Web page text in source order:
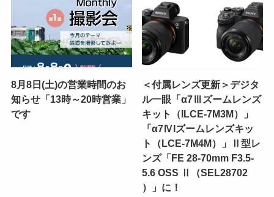
8月8日(土)の営業時間のお
知らせ「13時～20時営業」
です
＜付属レンズ更新＞デジタ
ル一眼「α7Ⅲズームレンズ
キット（ILCE-7M3M）」
「α7ⅣIズームレンズキッ
ト（LCE-7M4M）」Ⅱ型レ
ンズ「FE 28-70mm F3.5-
5.6 OSS Ⅱ（SEL28702
）」に！